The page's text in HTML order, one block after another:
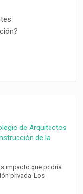
de Arquitectos
de la
impacto que podría
privada. Los